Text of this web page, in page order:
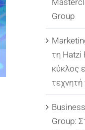
Group
τη Hatzi
κύκλος
τεχνητή
Group: